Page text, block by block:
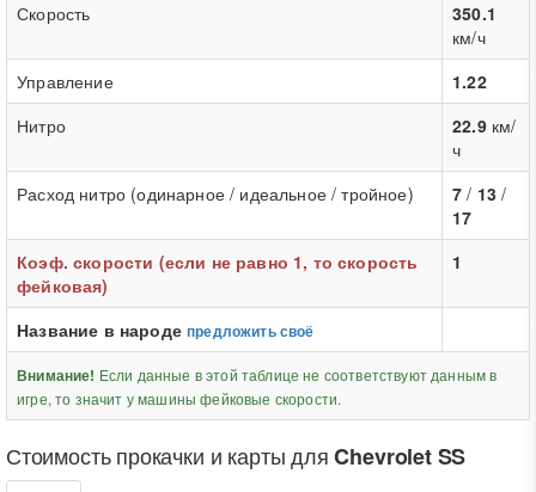
Скорость
350.1
км/ч
Управление
1.22
Нитро
22.9км/
ч
Расход нитро (одинарное / идеальное / тройное)
7 / 13 /
17
Коэф. скорости (если не равно 1, то скорость
фейковая)
1
Название в народепредложить своё
Внимание! Если данные в этой таблице не соответствуют данным в
игре, то значит у машины фейковые скорости.
Стоимость прокачки и карты дляChevrolet SS